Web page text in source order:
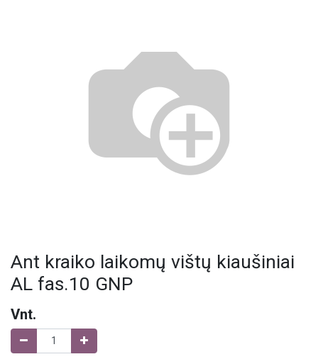
Ant kraiko laikomų vištų kiaušiniai
AL fas.10 GNP
Vnt.